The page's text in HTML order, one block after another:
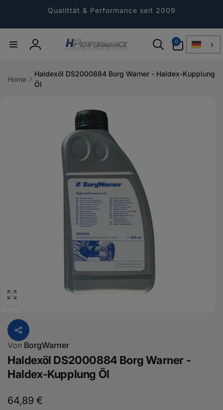
Qualittät & Performance seit 2009
Einloggen
0
Artikel
Home
Haldexöl DS2000884 Borg Warner - Haldex-Kupplung
Öl
Von BorgWarner
Haldexöl DS2000884 Borg Warner -
Haldex-Kupplung Öl
Normaler
64,89 €